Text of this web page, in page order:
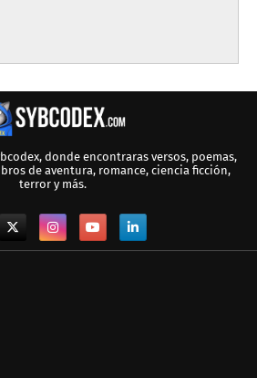
donde encontraras versos, poemas,
de aventura, romance, ciencia ficción,
terror y más.